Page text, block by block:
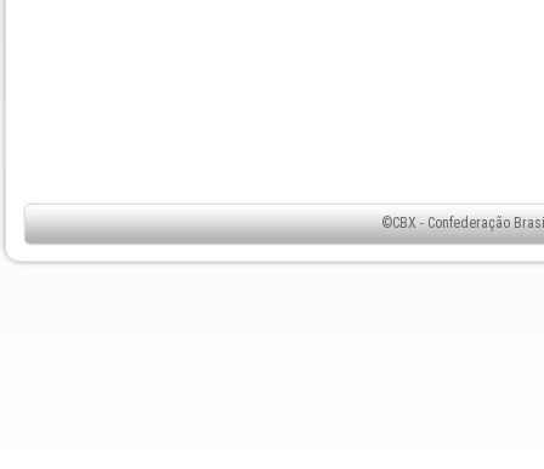
©CBX - Confederação